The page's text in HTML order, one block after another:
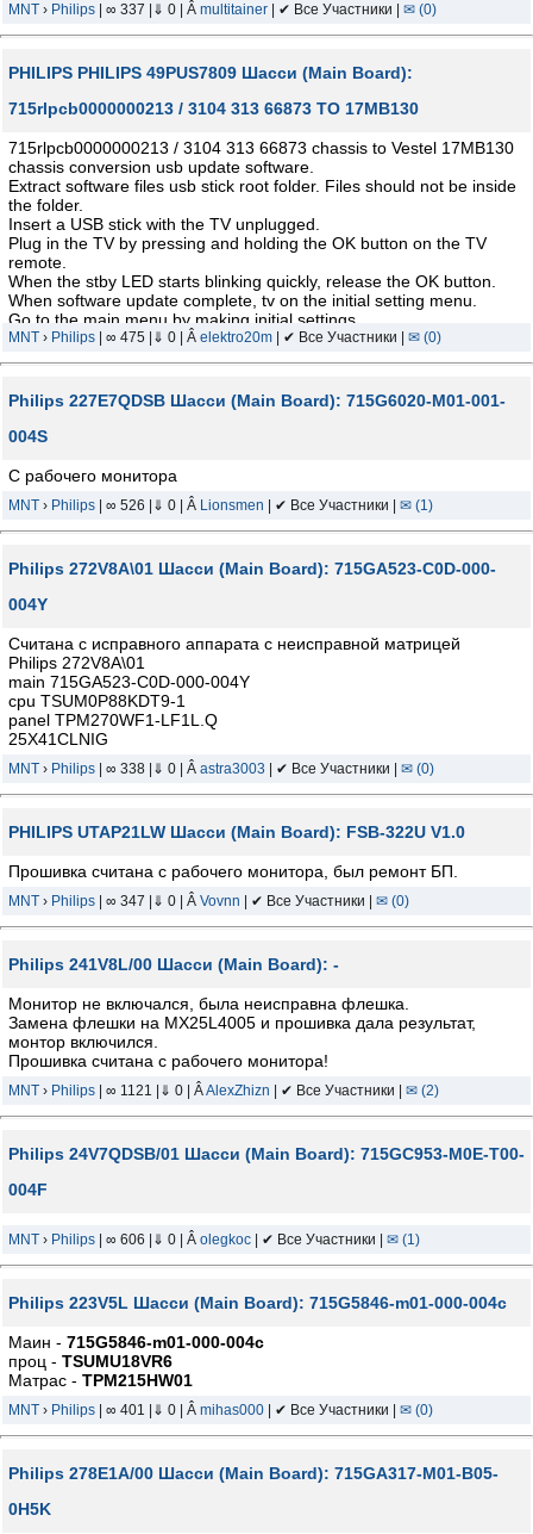
MNT › Philips | ∞ 337 |⇓ 0 | Â multitainer | ✔ Все Участники | ✉ (0)
PHILIPS PHILIPS 49PUS7809 Шасси (Main Board):
715rlpcb0000000213 / 3104 313 66873 TO 17MB130
715rlpcb0000000213 / 3104 313 66873 chassis to Vestel 17MB130
chassis conversion usb update software.
Extract software files usb stick root folder. Files should not be inside
the folder.
Insert a USB stick with the TV unplugged.
Plug in the TV by pressing and holding the OK button on the TV
remote.
When the stby LED starts blinking quickly, release the OK button.
When software update complete, tv on the initial setting menu.
Go to the main menu by making initial settings.
Press menu+4725 to open service menu.
Well done. Boot logo (Vestel) replaced (Philips Smart TV)
Tested and verified.
MNT › Philips | ∞ 475 |⇓ 0 | Â elektro20m | ✔ Все Участники | ✉ (0)
Philips 227E7QDSB Шасси (Main Board): 715G6020-M01-001-
004S
С рабочего монитора
MNT › Philips | ∞ 526 |⇓ 0 | Â Lionsmen | ✔ Все Участники | ✉ (1)
Philips 272V8A\01 Шасси (Main Board): 715GA523-C0D-000-
004Y
Считана с исправного аппарата с неисправной матрицей
Philips 272V8A\01
main 715GA523-C0D-000-004Y
cpu TSUM0P88KDT9-1
panel TPM270WF1-LF1L.Q
25X41CLNIG
MNT › Philips | ∞ 338 |⇓ 0 | Â astra3003 | ✔ Все Участники | ✉ (0)
PHILIPS UTAP21LW Шасси (Main Board): FSB-322U V1.0
Прошивка считана с рабочего монитора, был ремонт БП.
MNT › Philips | ∞ 347 |⇓ 0 | Â Vovnn | ✔ Все Участники | ✉ (0)
Philips 241V8L/00 Шасси (Main Board): -
Монитор не включался, была неисправна флешка.
Замена флешки на MX25L4005 и прошивка дала результат,
монтор включился.
Прошивка считана с рабочего монитора!
MNT › Philips | ∞ 1121 |⇓ 0 | ÂAlexZhizn | ✔ Все Участники | ✉ (2)
Philips 24V7QDSB/01 Шасси (Main Board): 715GC953-M0E-T00-
004F
MNT › Philips | ∞ 606 |⇓ 0 | Â olegkoc | ✔ Все Участники | ✉ (1)
Philips 223V5L Шасси (Main Board): 715G5846-m01-000-004c
Маин - 715G5846-m01-000-004c
проц - TSUMU18VR6
Матрас - TPM215HW01
MNT › Philips | ∞ 401 |⇓ 0 | Â mihas000 | ✔ Все Участники | ✉ (0)
Philips 278E1A/00 Шасси (Main Board): 715GA317-M01-B05-
0H5K